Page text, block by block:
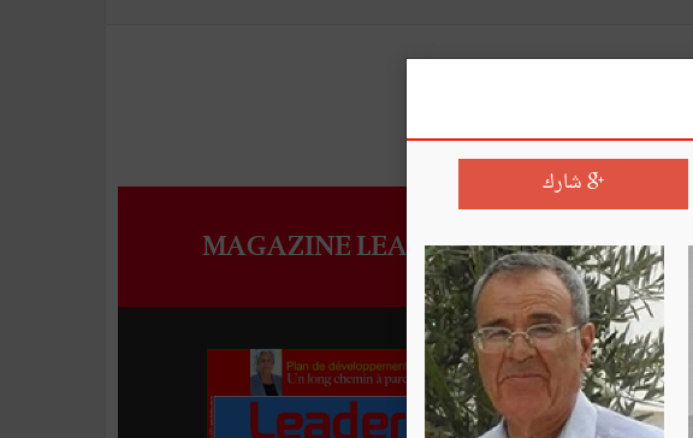
MAGAZINE LEADERS
شارك